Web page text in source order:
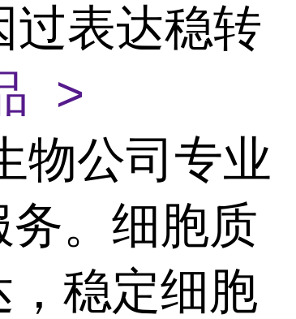
过表达稳转
>
物公司专业
。细胞质
稳定细胞